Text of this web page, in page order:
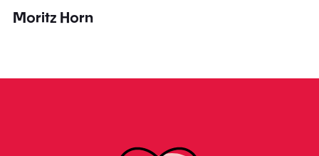
Moritz Horn